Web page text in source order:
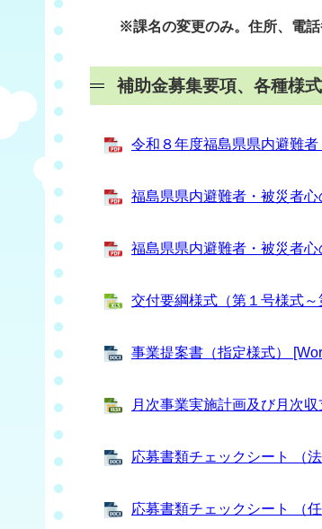
※課名の変更のみ。住所、電話
補助金募集要項、各種様
令和８年度福島県県内避難
福島県県内避難者・被災者
福島県県内避難者・被災者
交付要綱様式（第１号様式
事業提案書（指定様式）
月次事業実施計画及び月次
応募書類チェックシート （
応募書類チェックシート （